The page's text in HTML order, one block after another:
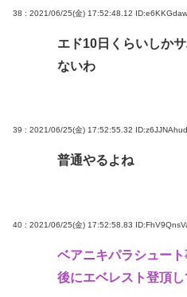
38 : 2021/06/25(金) 17:52:48.12
エド10日くらいしか
ないわ
39 : 2021/06/25(金) 17:52:55.32 ID:z6JJNAhud
普通やるよね
40 : 2021/06/25(金) 17:52:58.83
ベアニキパラシュー
後にエベレスト登頂